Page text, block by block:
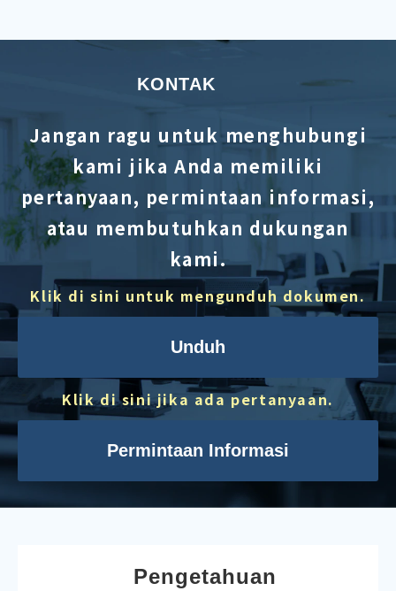
KONTAK
Jangan ragu untuk menghubungi
kami jika Anda memiliki
pertanyaan, permintaan informasi,
atau membutuhkan dukungan
kami.
Klik di sini untuk mengunduh dokumen.
Unduh
Klik di sini jika ada pertanyaan.
Permintaan Informasi
Pengetahuan